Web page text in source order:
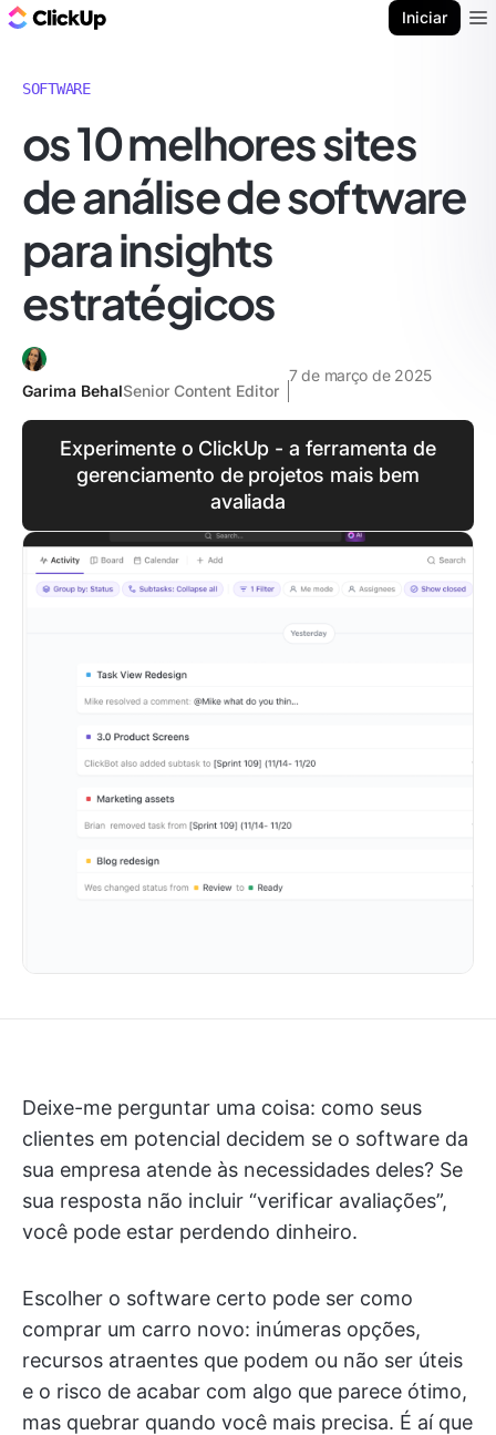
Iniciar
SOFTWARE
os 10 melhores sites
de análise de software
para insights
estratégicos
Garima BehalSenior Content Editor
7 de março de 2025
Experimente o ClickUp - a ferramenta de
gerenciamento de projetos mais bem
avaliada
Deixe-me perguntar uma coisa: como seus
clientes em potencial decidem se o software da
sua empresa atende às necessidades deles? Se
sua resposta não incluir “verificar avaliações”,
você pode estar perdendo dinheiro.
Escolher o software certo pode ser como
comprar um carro novo: inúmeras opções,
recursos atraentes que podem ou não ser úteis
e o risco de acabar com algo que parece ótimo,
mas quebrar quando você mais precisa. É aí que